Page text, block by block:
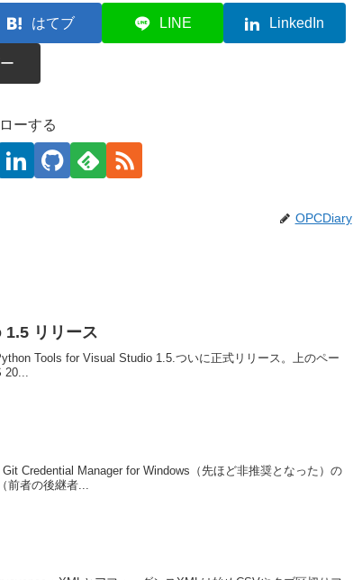
はてブ LINE LinkedIn
ーする
OPCDiary
リリース
Tools for Visual Studio 1.5.ついに正式リリース。上のペー
Credential Manager for Windows（先ほど非推奨となった）の
前者の後継者...